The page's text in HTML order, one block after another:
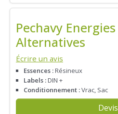
Pechavy Energies
Alternatives
Écrire un avis
Essences :Résineux
Labels :DIN +
Conditionnement :Vrac, Sac
Devis